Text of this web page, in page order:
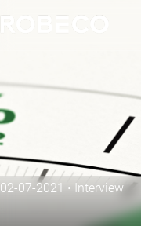
02-07-2021 • Interview